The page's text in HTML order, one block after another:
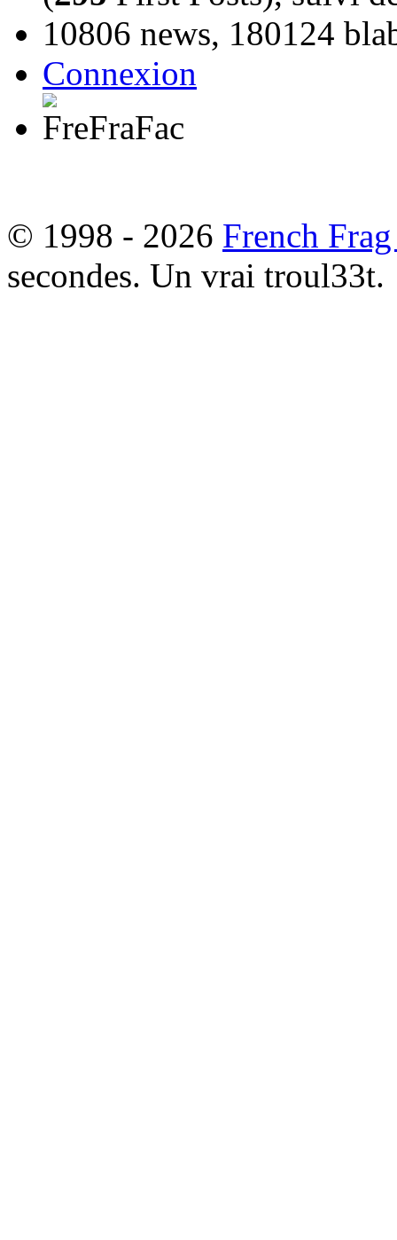
10806 news, 180124
Connexion
© 1998 - 2026 French
secondes. Un vrai troul33t.